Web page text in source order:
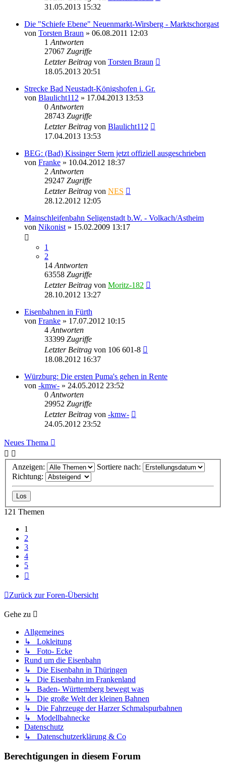
31.05.2013 15:32
Die "Schiefe Ebene" Neuenmarkt-Wirsberg - Marktschorgast
von Torsten Braun » 06.08.2011 12:03
1 Antworten
27067 Zugriffe
Letzter Beitrag von Torsten Braun
18.05.2013 20:51
Strecke Bad Neustadt-Königshofen i. Gr.
von Blaulicht112 » 17.04.2013 13:53
0 Antworten
28743 Zugriffe
Letzter Beitrag von Blaulicht112
17.04.2013 13:53
BEG: (Bad) Kissinger Stern jetzt offiziell ausgeschrieben
von Franke » 10.04.2012 18:37
2 Antworten
29247 Zugriffe
Letzter Beitrag von NES
28.12.2012 12:05
Mainschleifenbahn Seligenstadt b.W. - Volkach/Astheim
von Nikonist » 15.02.2009 13:17
1
2
14 Antworten
63558 Zugriffe
Letzter Beitrag von Moritz-182
28.10.2012 13:27
Eisenbahnen in Fürth
von Franke » 17.07.2012 10:15
4 Antworten
33399 Zugriffe
Letzter Beitrag von 106 601-8
18.08.2012 16:37
Würzburg: Die ersten Puma's gehen in Rente
von -kmw- » 24.05.2012 23:52
0 Antworten
29952 Zugriffe
Letzter Beitrag von -kmw-
24.05.2012 23:52
Neues Thema
Anzeigen:
Sortiere nach:
Richtung:
121 Themen
1
2
3
4
5
Zurück zur Foren-Übersicht
Gehe zu
Allgemeines
↳ Lokleitung
↳ Foto- Ecke
Rund um die Eisenbahn
↳ Die Eisenbahn in Thüringen
↳ Die Eisenbahn im Frankenland
↳ Baden- Württemberg bewegt was
↳ Die große Welt der kleinen Bahnen
↳ Die Fahrzeuge der Harzer Schmalspurbahnen
↳ Modellbahnecke
Datenschutz
↳ Datenschutzerklärung & Co
Berechtigungen in diesem Forum